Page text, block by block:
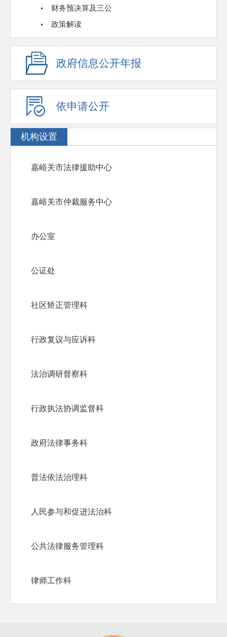
财务预决算及三公
政策解读
政府信息公开年报
依申请公开
机构设置
嘉峪关市法律援助中心
嘉峪关市仲裁服务中心
办公室
公证处
社区矫正管理科
行政复议与应诉科
法治调研督察科
行政执法协调监督科
政府法律事务科
普法依法治理科
人民参与和促进法治科
公共法律服务管理科
律师工作科